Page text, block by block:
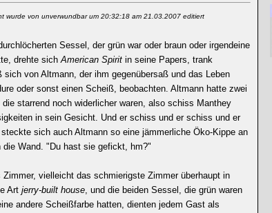
wurde von unverwundbar um 20:32:18 am 21.03.2007 editiert
Sessel, der grün war oder braun oder irgendeine
drehte sichAmerican Spirit in seine Papers, trank
sich von Altmann, der ihm gegenübersaß und das Leben
oder sonst einen Scheiß, beobachten. Altmann hatte zwei
starrend noch widerlicher waren, also schiss Manthey
in sein Gesicht. Und er schiss und er schiss und er
sich auch Altmann so eine jämmerliche Öko-Kippe an
die Wand. "Du hast sie gefickt, hm?"
Zimmer, vielleicht das schmierigste Zimmer überhaupt in
Art jerry-built house, und die beiden Sessel, die grün waren
andere Scheißfarbe hatten, dienten jedem Gast als